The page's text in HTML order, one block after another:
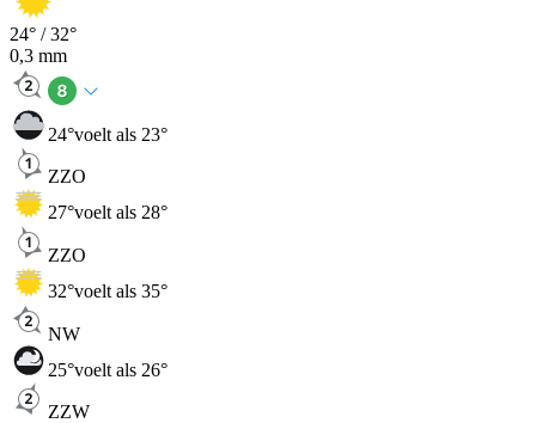
24° /32°
0,3 mm
24°voelt als 23°
ZZO
27°voelt als 28°
ZZO
32°voelt als 35°
NW
25°voelt als 26°
ZZW